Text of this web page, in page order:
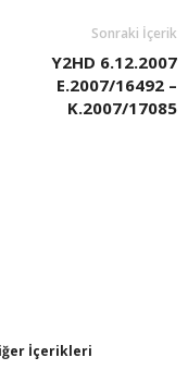
Sonraki İçerik
Y2HD 6.12.2007
E.2007/16492 –
K.2007/17085
İçerikleri